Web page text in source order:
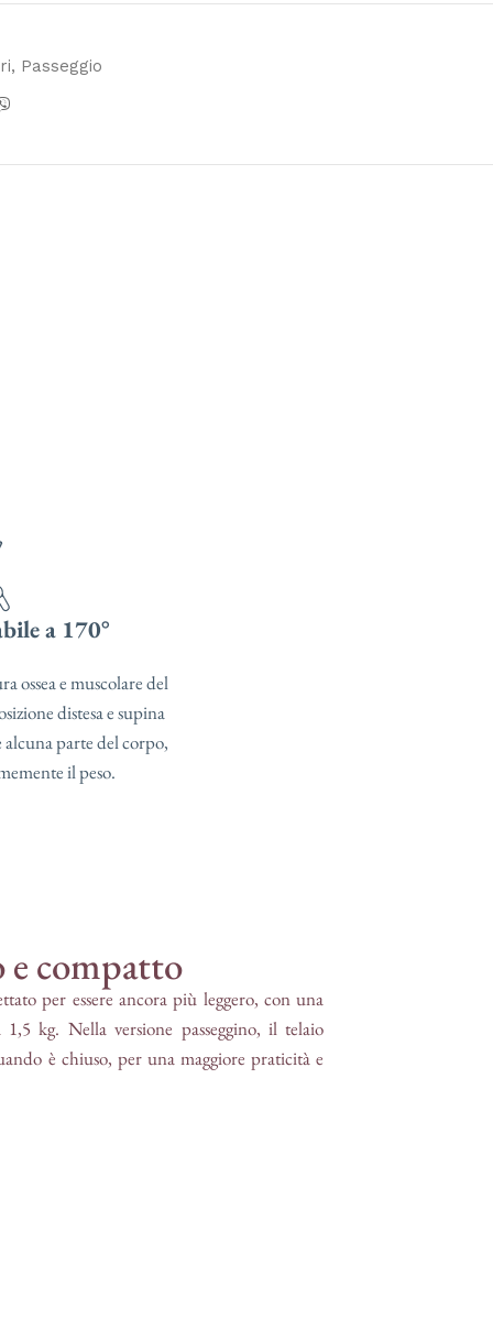
, Passeggio
a 170°
ossea e muscolare del
distesa e supina
parte del corpo,
il peso.
e compatto
per essere ancora più leggero, con una
kg. Nella versione passeggino, il telaio
è chiuso, per una maggiore praticità e